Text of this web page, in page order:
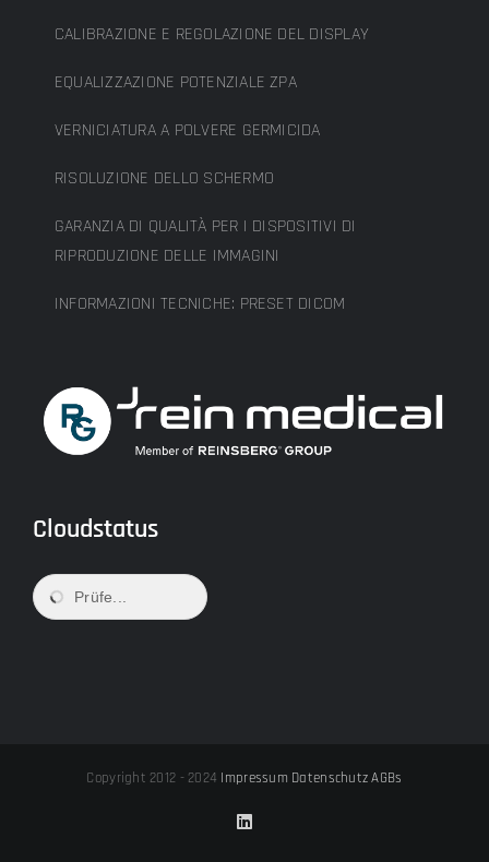
CALIBRAZIONE E REGOLAZIONE DEL DISPLAY
EQUALIZZAZIONE POTENZIALE ZPA
VERNICIATURA A POLVERE GERMICIDA
RISOLUZIONE DELLO SCHERMO
GARANZIA DI QUALITÀ PER I DISPOSITIVI DI
RIPRODUZIONE DELLE IMMAGINI
INFORMAZIONI TECNICHE: PRESET DICOM
Cloudstatus
Prüfe...
Copyright 2012 - 2024 Impressum Datenschutz AGBs
LinkedIn